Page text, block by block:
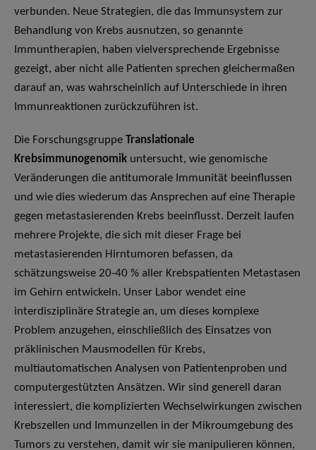
verbunden. Neue Strategien, die das Immunsystem zur
Behandlung von Krebs ausnutzen, so genannte
Immuntherapien, haben vielversprechende Ergebnisse
gezeigt, aber nicht alle Patienten sprechen gleichermaßen
darauf an, was wahrscheinlich auf Unterschiede in ihren
Immunreaktionen zurückzuführen ist.
Die Forschungsgruppe Translationale
Krebsimmunogenomik untersucht, wie genomische
Veränderungen die antitumorale Immunität beeinflussen
und wie dies wiederum das Ansprechen auf eine Therapie
gegen metastasierenden Krebs beeinflusst. Derzeit laufen
mehrere Projekte, die sich mit dieser Frage bei
metastasierenden Hirntumoren befassen, da
schätzungsweise 20-40 % aller Krebspatienten Metastasen
im Gehirn entwickeln. Unser Labor wendet eine
interdisziplinäre Strategie an, um dieses komplexe
Problem anzugehen, einschließlich des Einsatzes von
präklinischen Mausmodellen für Krebs,
multiautomatischen Analysen von Patientenproben und
computergestützten Ansätzen. Wir sind generell daran
interessiert, die komplizierten Wechselwirkungen zwischen
Krebszellen und Immunzellen in der Mikroumgebung des
Tumors zu verstehen, damit wir sie manipulieren können,